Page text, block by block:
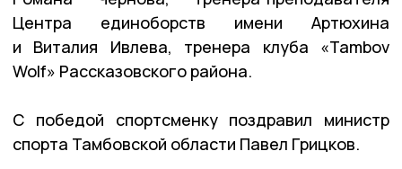
Центра единоборств имени Артюхина
и Виталия Ивлева, тренера клуба «Tambov
Wolf» Рассказовского района.
С победой спортсменку поздравил министр
спорта Тамбовской области Павел Грицков.